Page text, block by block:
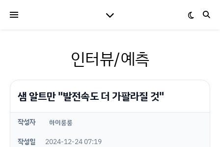
인터뷰/예측
샘 알트만 "발전속도 더 가팔라질 것"
작성자 하이룽룽
작성일
2024-12-24 07:19